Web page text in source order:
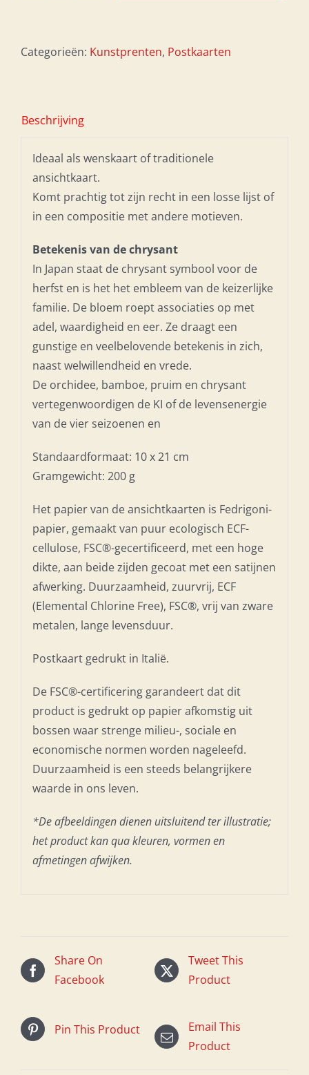
Chrysanthemum
Categorieën: Kunstprenten, Postkaarten
Beschrijving
Ideaal als wenskaart of traditionele
ansichtkaart.
Komt prachtig tot zijn recht in een losse lijst of
in een compositie met andere motieven.
Betekenis van de chrysant
In Japan staat de chrysant symbool voor de
herfst en is het het embleem van de keizerlijke
familie. De bloem roept associaties op met
adel, waardigheid en eer. Ze draagt een
gunstige en veelbelovende betekenis in zich,
naast welwillendheid en vrede.
De orchidee, bamboe, pruim en chrysant
vertegenwoordigen de KI of de levensenergie
van de vier seizoenen en
Standaardformaat: 10 x 21 cm
Gramgewicht: 200 g
Het papier van de ansichtkaarten is Fedrigoni-
papier, gemaakt van puur ecologisch ECF-
cellulose, FSC®-gecertificeerd, met een hoge
dikte, aan beide zijden gecoat met een satijnen
afwerking. Duurzaamheid, zuurvrij, ECF
(Elemental Chlorine Free), FSC®, vrij van zware
metalen, lange levensduur.
Postkaart gedrukt in Italië.
De FSC®-certificering garandeert dat dit
product is gedrukt op papier afkomstig uit
bossen waar strenge milieu-, sociale en
economische normen worden nageleefd.
Duurzaamheid is een steeds belangrijkere
waarde in ons leven.
*De afbeeldingen dienen uitsluitend ter illustratie;
het product kan qua kleuren, vormen en
afmetingen afwijken.
Share On
Facebook
Tweet This
Product
Pin This Product
Email This
Product